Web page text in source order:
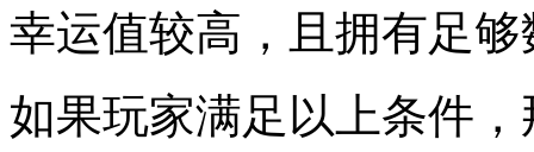
幸运值较高，且拥有足
如果玩家满足以上条件